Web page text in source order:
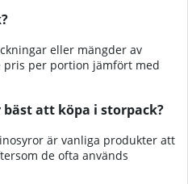
eller mängder av
per portion jämfört med
att köpa i storpack?
är vanliga produkter att
de ofta används